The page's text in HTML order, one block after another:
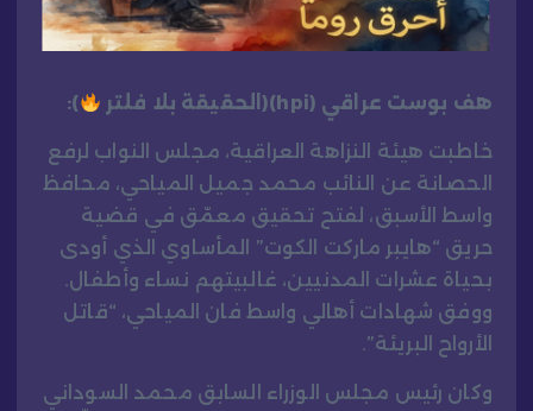
هف بوست عراقي (hpi)(الحقيقة بلا فلتر ):
خاطبت هيئة النزاهة العراقية، مجلس النواب لرفع
الحصانة عن النائب محمد جميل المياحي، محافظ
واسط الأسبق، لفتح تحقيق معمّق في قضية
حريق “هايبر ماركت الكوت” المأساوي الذي أودى
بحياة عشرات المدنيين، غالبيتهم نساء وأطفال.
ووفق شهادات أهالي واسط فان المياحي، “قاتل
الأرواح البريئة”.
وكان رئيس مجلس الوزراء السابق محمد السوداني